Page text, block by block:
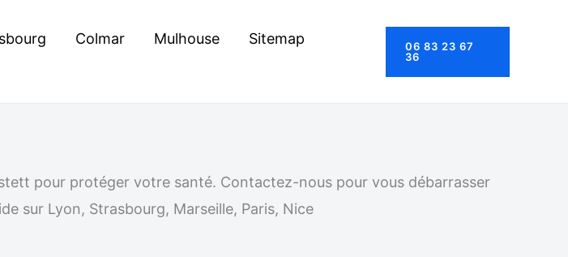
Colmar Mulhouse
Sitemap
06 83 23 67
36
pour protéger votre santé. Contactez-nous pour vous débarrasser
sur Lyon, Strasbourg, Marseille, Paris, Nice